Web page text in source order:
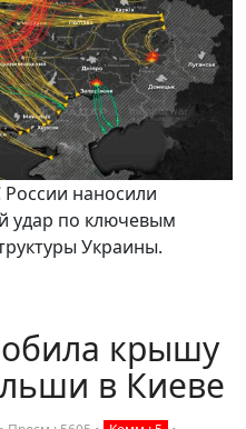
наносили
по ключевым
Украины.
крышу
в Киеве